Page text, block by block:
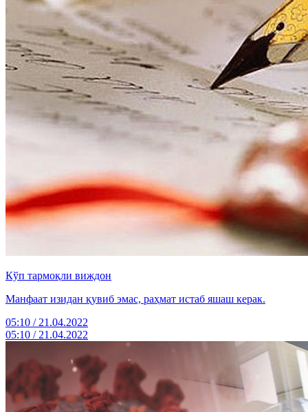
Кўп тармоқли виждон
Манфаат изидан қувиб эмас, раҳмат истаб яшаш керак.
05:10 / 21.04.2022
05:10 / 21.04.2022